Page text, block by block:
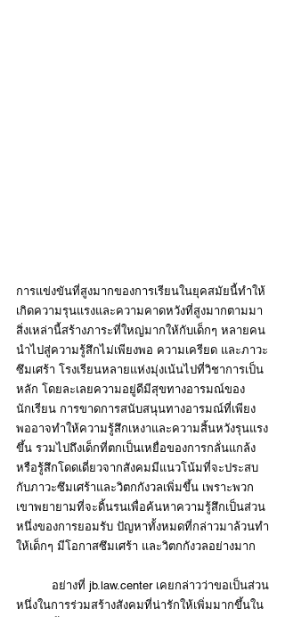
การแข่งขันที่สูงมากของการเรียนในยุคสมัยนี้ทำให้
เกิดความรุนแรงและความคาดหวังที่สูงมากตามมา
สิ่งเหล่านี้สร้างภาระที่ใหญ่มากให้กับเด็กๆ หลายคน
นำไปสู่ความรู้สึกไม่เพียงพอ ความเครียด และภาวะ
ซึมเศร้า โรงเรียนหลายแห่งมุ่งเน้นไปที่วิชาการเป็น
หลัก โดยละเลยความอยู่ดีมีสุขทางอารมณ์ของ
นักเรียน การขาดการสนับสนุนทางอารมณ์ที่เพียง
พออาจทำให้ความรู้สึกเหงาและความสิ้นหวังรุนแรง
ขึ้น รวมไปถึงเด็กที่ตกเป็นเหยื่อของการกลั่นแกล้ง
หรือรู้สึกโดดเดี่ยวจากสังคมมีแนวโน้มที่จะประสบ
กับภาวะซึมเศร้าและวิตกกังวลเพิ่มขึ้น เพราะพวก
เขาพยายามที่จะดิ้นรนเพื่อค้นหาความรู้สึกเป็นส่วน
หนึ่งของการยอมรับ ปัญหาทั้งหมดที่กล่าวมาล้วนทำ
ให้เด็กๆ มีโอกาสซึมเศร้า และวิตกกังวลอย่างมาก
หนึ่งในการร่วมสร้างสังคมที่น่ารักให้เพิ่มมากขึ้นใน